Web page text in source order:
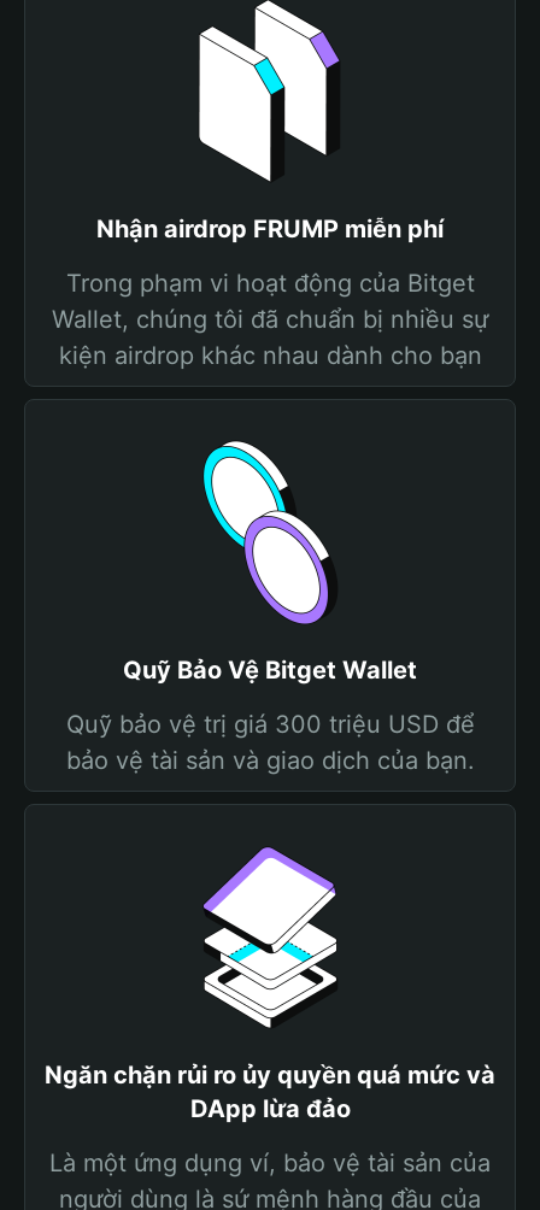
Nhận airdrop FRUMP miễn phí
Trong phạm vi hoạt động của Bitget
Wallet, chúng tôi đã chuẩn bị nhiều sự
kiện airdrop khác nhau dành cho bạn
Quỹ Bảo Vệ Bitget Wallet
Quỹ bảo vệ trị giá 300 triệu USD để
bảo vệ tài sản và giao dịch của bạn.
Ngăn chặn rủi ro ủy quyền quá mức và
DApp lừa đảo
Là một ứng dụng ví, bảo vệ tài sản của
người dùng là sứ mệnh hàng đầu của